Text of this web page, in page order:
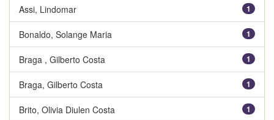
1
Assi, Lindomar
1
Bonaldo, Solange Maria
1
Braga , Gilberto Costa
1
Braga, Gilberto Costa
1
Brito, Olivia Diulen Costa